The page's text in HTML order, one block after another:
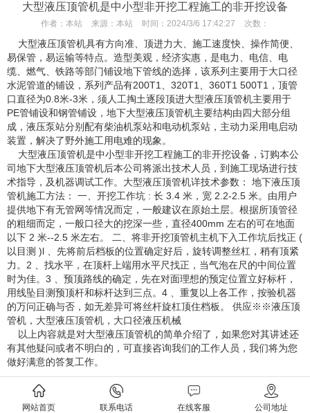
大型液压顶管机是中小型非开挖工程施工的非开挖设备
作者： 本站 来源： 本站 时间： 2024/3/6 17:42:27 次数：
大型液压顶管机具有方向准、顶进力大、施工速度快、操作简便、
易保管，易运输等特点。造型美观，经济实惠，是电力、电信、电
缆、燃气、铁路等部门铺设地下管线的选择，该系列主要用于大口径
水泥管道的铺设，系列产品有200T1、320T1、360T1 500T1，顶管
口直径为0.8米-3米，须人工掏土逐段顶进大型液压顶管机主要用于
PE管铺设和钢管铺设，地下大型液压顶管机主要结构由四大部分组
成，液压泵站分别配有柴油机泵站和电动机泵站，主动力采用电启动
装置，解决了野外施工用电难的现象。
大型液压顶管机是中小型非开挖工程施工的非开挖设备，订购本公
司地下大型液压顶管机后本公司将派出技术人员，到施工现场进行技
术指导，及机器调试工作。大型液压顶管机详技术参数： 地下液压顶
管机施工方法： 一、开挖工作坑 : 长 3.4 米，宽 2.2-2.5 米。由用户
提供地下有无管网等情况而定，一般建议在原始土层。根据所顶管径
的粗细而定，一般口径大的挖深一些，直径400mm 左右的可在地面
以下 2 米--2.5 米左右。 二、将非开挖顶管机主机下入工作坑后找正 (
以目测 )l 、先将前后档板的位置确定好后，旋转调整丝杠，稍有顶紧
力。2 、找水平，在顶杆上端用水平尺找正，当气泡在尺的中间位置
时为佳。3 、预顶路线的确定，先在对面理想的预定位置立好标杆，
用线坠目测预顶杆和标杆达到三点。4 、重复以上各工作，按验机器
的万问正确与否，如无差异可将丝杆旋杠顶住档板。 供应※※液压顶
管机，大型液压顶管机，大口径液压机械
以上内容就是对大型液压顶管机的简单介绍了，如果您对其讲述还
有其他疑问或者不明白的，可直接咨询我们的工作人员，我们将为您
做好满意的答复工作。
上一条：
如何让超高压电动泵更好的工作呢
下一条：岩石劈裂棒使用成本怎么样
网站首页 联系电话 在线客服 公司地址